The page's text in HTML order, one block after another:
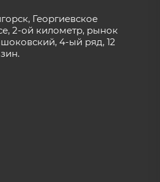
Георгиевское
2-ой километр, рынок
4-ый ряд, 12